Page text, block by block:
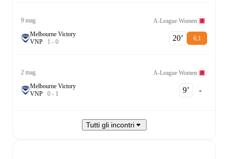
9 mag
A-League Women
Melbourne Victory
VNP 1 - 0 20‎’‎ 6,1
2 mag
A-League Women
Melbourne Victory
VNP 0 - 1 9‎’‎ -
Tutti gli incontri